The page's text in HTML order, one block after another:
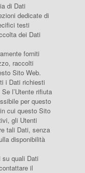
di Dati
dedicate di
testi
dei Dati
forniti
raccolti
Sito Web.
i Dati richiesti
l’Utente rifiuta
per questo
cui questo Sito
gli Utenti
tali Dati, senza
disponibilità
quali Dati
il